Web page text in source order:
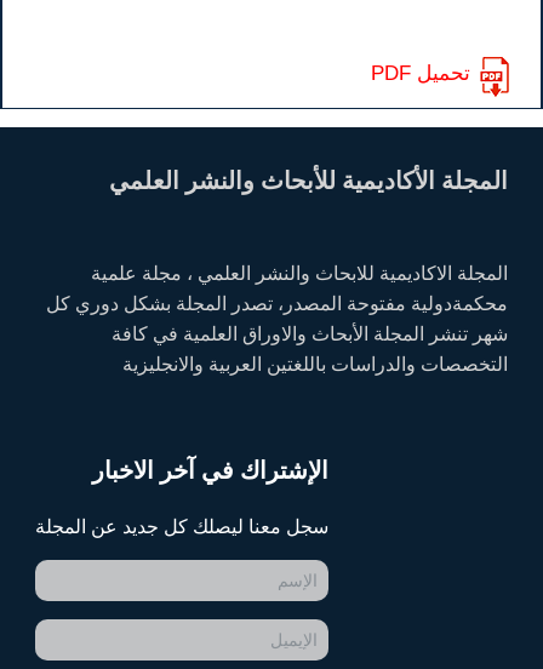
تحميل PDF
المجلة الأكاديمية للأبحاث والنشر العلمي
المجلة الاكاديمية للابحاث والنشر العلمي ، مجلة علمية
محكمةدولية مفتوحة المصدر، تصدر المجلة بشكل دوري كل
شهر تنشر المجلة الأبحاث والاوراق العلمية في كافة
التخصصات والدراسات باللغتين العربية والانجليزية
الإشتراك في آخر الاخبار
سجل معنا ليصلك كل جديد عن المجلة